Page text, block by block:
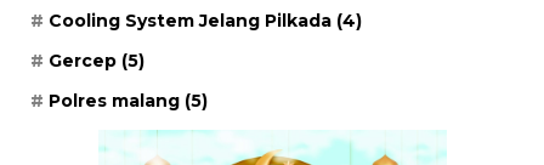
Cooling System Jelang Pilkada (4)
Gercep (5)
Polres malang (5)